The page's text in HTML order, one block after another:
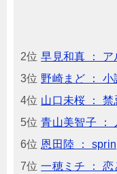
2位早見和真 ： ア
3位 野崎まど ： 小
4位 山口未桜 ： 禁
5位青山美智子 ：
6位 恩田陸 ：
7位一穂ミチ ： 恋